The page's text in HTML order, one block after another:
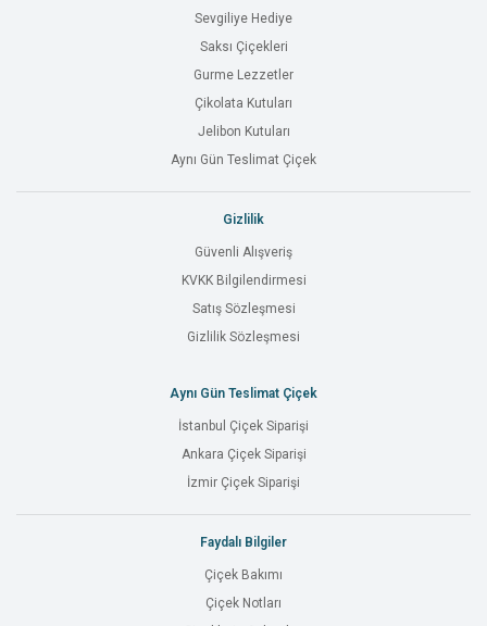
Sevgiliye Hediye
Saksı Çiçekleri
Gurme Lezzetler
Çikolata Kutuları
Jelibon Kutuları
Aynı Gün Teslimat Çiçek
Gizlilik
Güvenli Alışveriş
KVKK Bilgilendirmesi
Satış Sözleşmesi
Gizlilik Sözleşmesi
Aynı Gün Teslimat Çiçek
İstanbul Çiçek Siparişi
Ankara Çiçek Siparişi
İzmir Çiçek Siparişi
Faydalı Bilgiler
Çiçek Bakımı
Çiçek Notları